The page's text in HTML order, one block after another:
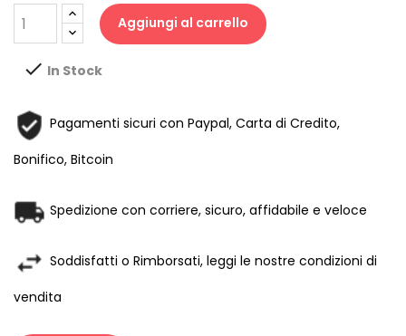
Aggiungi al carrello
 In Stock
Pagamenti sicuri con Paypal, Carta di Credito,
Bonifico, Bitcoin
Spedizione con corriere, sicuro, affidabile e veloce
Soddisfatti o Rimborsati, leggi le nostre condizioni di
vendita